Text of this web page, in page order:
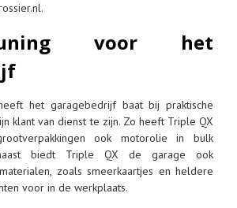
voor het
het garagebedrijf baat bij praktische
klant van dienst te zijn. Zo heeft Triple QX
ook motorolie in bulk
biedt Triple QX de garage ook
zoals smeerkaartjes en heldere
voor in de werkplaats.